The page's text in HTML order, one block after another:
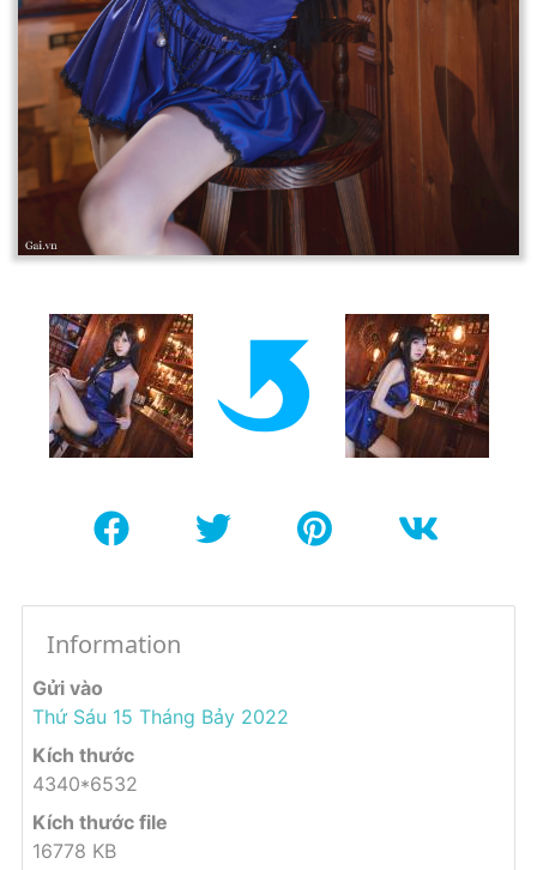
Information
Gửi vào
Thứ Sáu 15 Tháng Bảy 2022
Kích thước
4340*6532
Kích thước file
16778 KB